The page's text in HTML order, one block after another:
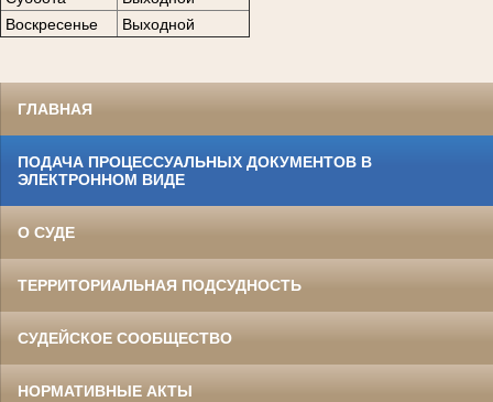
Воскресенье
Выходной
ГЛАВНАЯ
ПОДАЧА ПРОЦЕССУАЛЬНЫХ ДОКУМЕНТОВ В
ЭЛЕКТРОННОМ ВИДЕ
О СУДЕ
ТЕРРИТОРИАЛЬНАЯ ПОДСУДНОСТЬ
СУДЕЙСКОЕ СООБЩЕСТВО
НОРМАТИВНЫЕ АКТЫ